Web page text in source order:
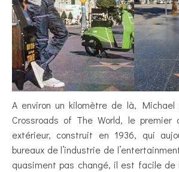
A environ un kilomètre de là,
Crossroads of The World, le premier
extérieur, construit en 1936, qui
bureaux de l’industrie de
quasiment pas changé, il est facile de